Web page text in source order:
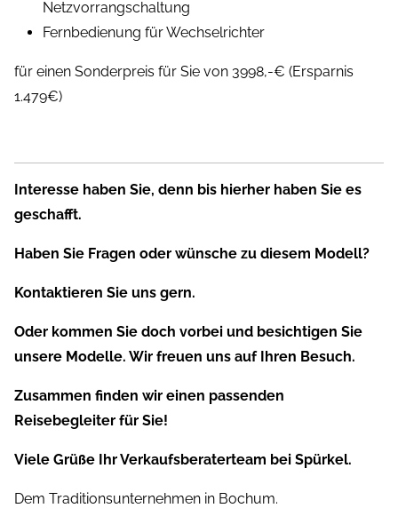
Netzvorrangschaltung
Fernbedienung für Wechselrichter
für einen Sonderpreis für Sie von 3998,-€ (Ersparnis
1.479€)
Interesse haben Sie, denn bis hierher haben Sie es
geschafft.
Haben Sie Fragen oder wünsche zu diesem Modell?
Kontaktieren Sie uns gern.
Oder kommen Sie doch vorbei und besichtigen Sie
unsere Modelle. Wir freuen uns auf Ihren Besuch.
Zusammen finden wir einen passenden
Reisebegleiter für Sie!
Viele Grüße Ihr Verkaufsberaterteam bei Spürkel.
Dem Traditionsunternehmen in Bochum.